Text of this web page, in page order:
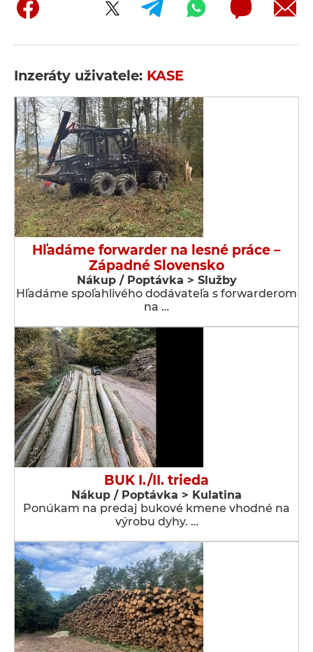
Inzeráty uživatele: KASE
Hľadáme forwarder na lesné práce –
Západné Slovensko
Nákup / Poptávka > Služby
Hľadáme spoľahlivého dodávateľa s forwarderom
na …
BUK I./II. trieda
Nákup / Poptávka > Kulatina
Ponúkam na predaj bukové kmene vhodné na
výrobu dyhy. …